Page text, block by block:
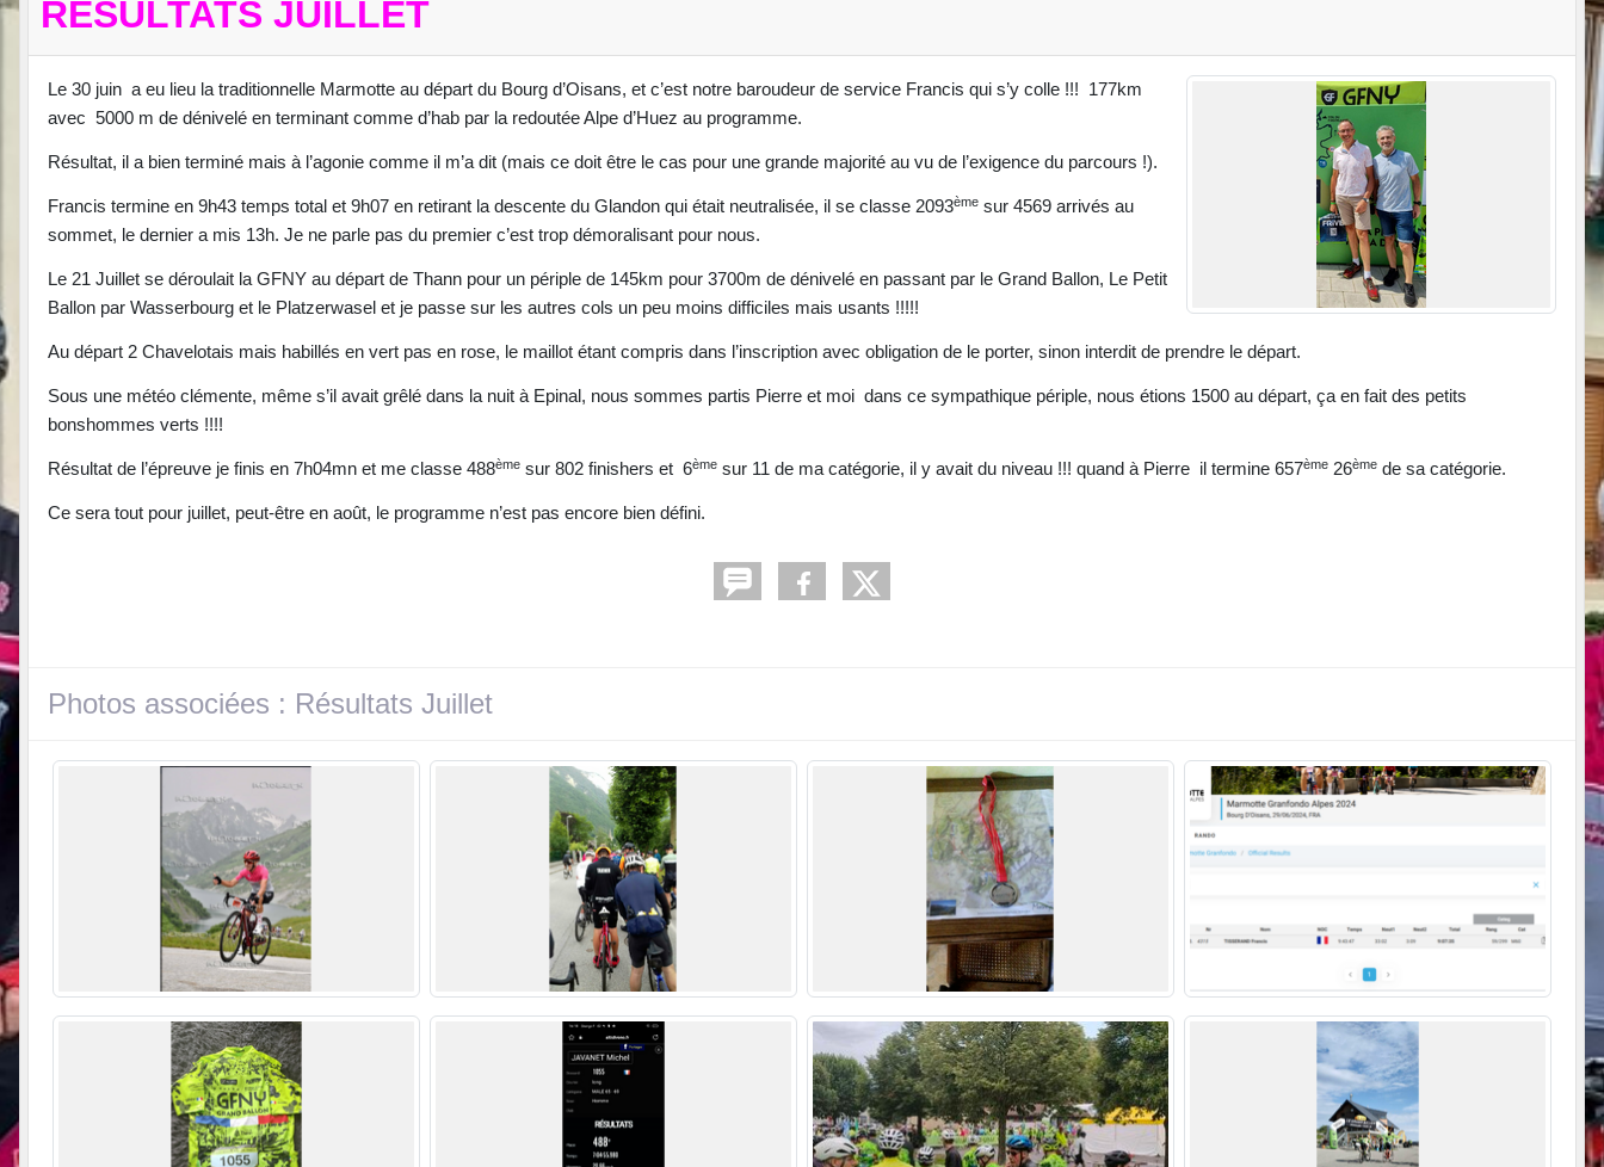
RÉSULTATS JUILLET
Le 30 juin a eu lieu la traditionnelle Marmotte au départ du Bourg d’Oisans, et c’est notre baroudeur de service Francis qui s’y colle !!! 177km
avec 5000 m de dénivelé en terminant comme d’hab par la redoutée Alpe d’Huez au programme.
Résultat, il a bien terminé mais à l’agonie comme il m’a dit (mais ce doit être le cas pour une grande majorité au vu de l’exigence du parcours !).
Francis termine en 9h43 temps total et 9h07 en retirant la descente du Glandon qui était neutralisée, il se classe 2093ème sur 4569 arrivés au
sommet, le dernier a mis 13h. Je ne parle pas du premier c’est trop démoralisant pour nous.
Le 21 Juillet se déroulait la GFNY au départ de Thann pour un périple de 145km pour 3700m de dénivelé en passant par le Grand Ballon, Le Petit
Ballon par Wasserbourg et le Platzerwasel et je passe sur les autres cols un peu moins difficiles mais usants !!!!!
Au départ 2 Chavelotais mais habillés en vert pas en rose, le maillot étant compris dans l’inscription avec obligation de le porter, sinon interdit de prendre le départ.
Sous une météo clémente, même s’il avait grêlé dans la nuit à Epinal, nous sommes partis Pierre et moi dans ce sympathique périple, nous étions 1500 au départ, ça en fait des petits
bonshommes verts !!!!
Résultat de l’épreuve je finis en 7h04mn et me classe 488ème sur 802 finishers et 6ème sur 11 de ma catégorie, il y avait du niveau !!! quand à Pierre il termine 657ème 26ème de sa catégorie.
Ce sera tout pour juillet, peut-être en août, le programme n’est pas encore bien défini.
Photos associées : Résultats Juillet